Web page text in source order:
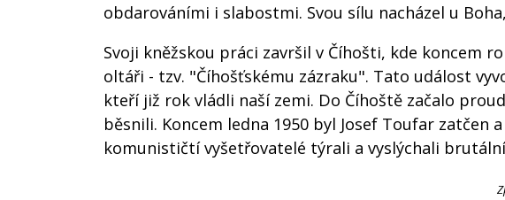
obdarováními i slabostmi. Svou sílu nacházel u
Svoji kněžskou práci završil v Číhošti, kde koncem
oltáři - tzv. "Číhošťskému zázraku". Tato událost
kteří již rok vládli naší zemi. Do Číhoště začalo
běsnili. Koncem ledna 1950 byl Josef Toufar zatčen
komunističtí vyšetřovatelé týrali a vyslýchali